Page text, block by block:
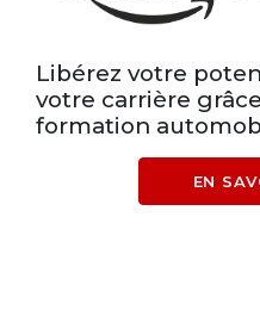
Libérez votre
votre carrière
formation
EN